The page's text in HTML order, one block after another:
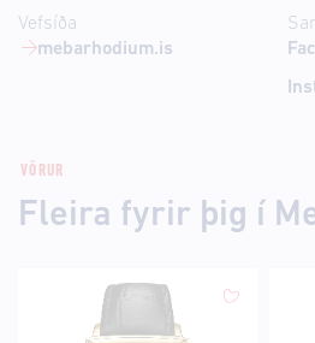
Vefsíða
mebarhodium.is
VÖRUR
Fleira fyrir þig í